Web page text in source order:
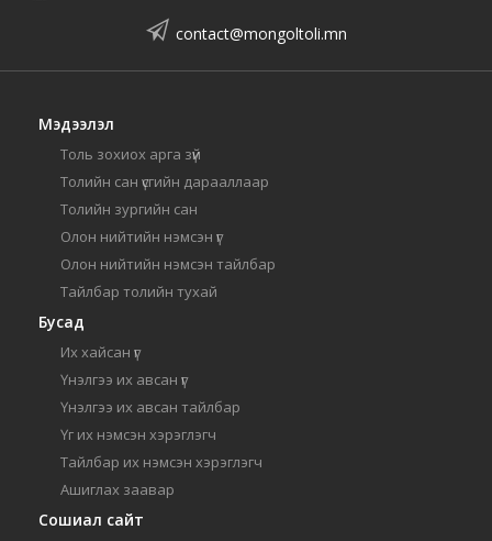
contact@mongoltoli.mn
Мэдээлэл
Толь зохиох арга зүй
Толийн сан үсгийн дарааллаар
Толийн зургийн сан
Олон нийтийн нэмсэн үг
Олон нийтийн нэмсэн тайлбар
Тайлбар толийн тухай
Бусад
Их хайсан үг
Үнэлгээ их авсан үг
Үнэлгээ их авсан тайлбар
Үг их нэмсэн хэрэглэгч
Тайлбар их нэмсэн хэрэглэгч
Ашиглах заавар
Сошиал сайт